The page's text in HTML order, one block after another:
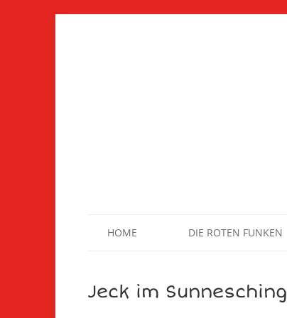
HOME DIE ROTEN FUNKEN
Jeck im Sunnesching